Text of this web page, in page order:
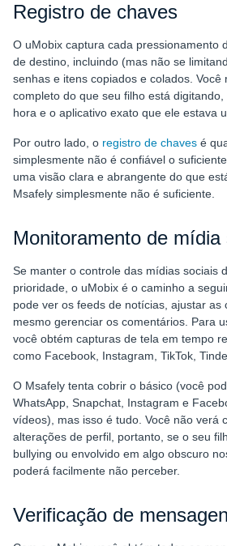
Registro de chaves
O uMobix captura cada pressionamento
de destino, incluindo (mas não se
senhas e itens copiados e colados. Você
completo do que seu filho está
hora e o aplicativo exato que ele estava
Por outro lado, o registro de chaves é
simplesmente não é confiável o
uma visão clara e abrangente do que
Msafely simplesmente não é suficiente.
Monitoramento de mídia
Se manter o controle das mídias sociais
prioridade, o uMobix é o caminho a
pode ver os feeds de notícias, ajustar as
mesmo gerenciar os comentários. Para
você obtém capturas de tela em tempo
como Facebook, Instagram, TikTok,
O Msafely tenta cobrir o básico (você
WhatsApp, Snapchat, Instagram e
vídeos), mas isso é tudo. Você não verá
alterações de perfil, portanto, se o seu
bullying ou envolvido em algo obscuro
poderá facilmente não perceber.
Verificação de